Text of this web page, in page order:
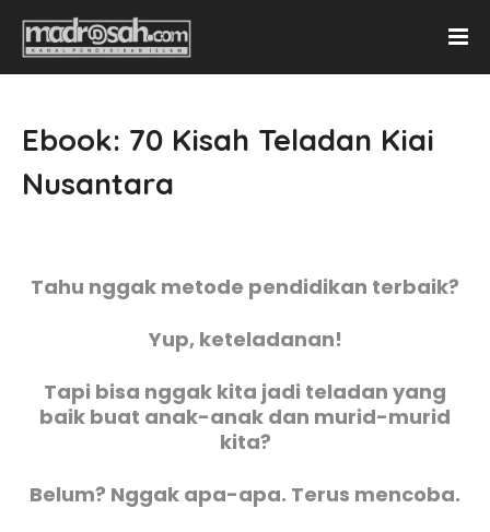
Ebook: 70 Kisah Teladan Kiai
Nusantara
Tahu nggak metode pendidikan terbaik?
Yup, keteladanan!
Tapi bisa nggak kita jadi teladan yang
baik buat anak-anak dan murid-murid
kita?
Belum? Nggak apa-apa. Terus mencoba.